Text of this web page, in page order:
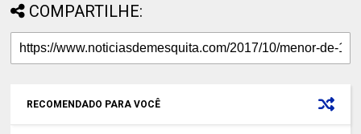
COMPARTILHE:
RECOMENDADO PARA VOCÊ